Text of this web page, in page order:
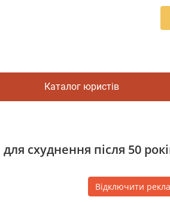
Каталог юристів
схуднення після 50
Відключити